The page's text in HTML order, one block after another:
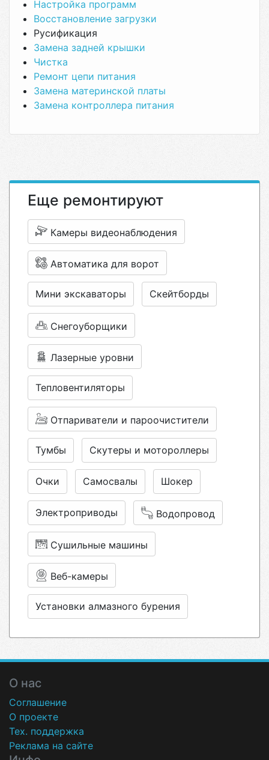
Настройка программ
Восстановление загрузки
Русификация
Замена задней крышки
Чистка
Ремонт цепи питания
Замена материнской платы
Замена контроллера питания
Еще ремонтируют
Камеры видеонаблюдения
Автоматика для ворот
Мини экскаваторы Скейтборды
Снегоуборщики
Лазерные уровни
Тепловентиляторы
Отпариватели и пароочистители
Тумбы Скутеры и мотороллеры
Очки Самосвалы Шокер
Электроприводы Водопровод
Сушильные машины
Веб-камеры
Установки алмазного бурения
О нас
Соглашение
О проекте
Тех. поддержка
Реклама на сайте